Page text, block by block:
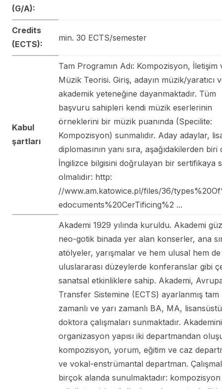
(G/A):
Credits
(ECTS):
min. 30 ECTS/semester
Kabul
şartları
Tam Programın Adı: Kompozisyon, İletişim
Müzik Teorisi. Giriş, adayın müzik/yaratıcı
akademik yeteneğine dayanmaktadır. Tüm
başvuru sahipleri kendi müzik eserlerinin
örneklerini bir müzik puanında (Specilite:
Kompozisyon) sunmalıdır. Aday adaylar,
diplomasının yanı sıra, aşağıdakilerden biri
İngilizce bilgisini doğrulayan bir sertifikaya
olmalıdır: http:
//www.am.katowice.pl/files/36/
edocuments%20CerTificing%2 ...
Akademi 1929 yılında kuruldu. Akademi
neo-gotik binada yer alan konserler, ana
atölyeler, yarışmalar ve hem ulusal hem de
uluslararası düzeylerde konferanslar gibi
sanatsal etkinliklere sahip. Akademi,
Transfer Sistemine (ECTS) ayarlanmış tam
zamanlı ve yarı zamanlı BA, MA,
doktora çalışmaları sunmaktadır.
organizasyon yapısı iki departmandan
kompozisyon, yorum, eğitim ve caz
ve vokal-enstrümantal departman.
birçok alanda sunulmaktadır: